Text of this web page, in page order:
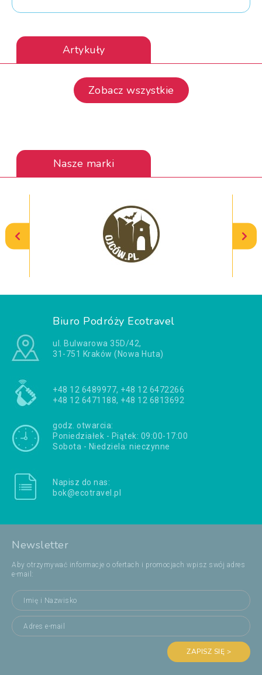
Artykuły
Zobacz wszystkie
Nasze marki
Biuro Podróży Ecotravel
ul. Bulwarowa 35D/42,
31-751 Kraków (Nowa Huta)
+48 12 6489977, +48 12 6472266
+48 12 6471188, +48 12 6813692
godz. otwarcia:
Poniedziałek - Piątek: 09:00-17:00
Sobota - Niedziela: nieczynne
Napisz do nas:
bok@ecotravel.pl
Newsletter
Aby otrzymywać informacje o ofertach i promocjach wpisz swój adres
e-mail:
ZAPISZ SIĘ >